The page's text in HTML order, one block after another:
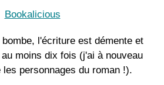
Bookalicious
l'écriture est démente et
moins dix fois (j'ai à nouveau
personnages du roman !).